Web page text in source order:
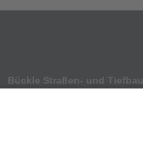
Bückle Straßen- und Tiefbau